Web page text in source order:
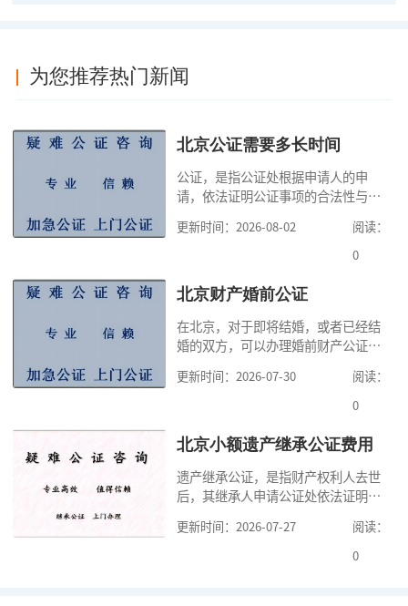
为您推荐热门新闻
北京公证需要多长时间
公证，是指公证处根据申请人的申
请，依法证明公证事项的合法性与真
高公证事项的效力，固定证据，但是
很多人不知道在北京办理公证需要多
家，办理公证的时候除了需要按照公
道北京公证需要什么材料,北京公证需
要多少钱？北京公
更新时间：2026-08-02
阅读：
0
北京财产婚前公证
在北京，对于即将结婚，或者已经结
婚的双方，可以办理婚前财产公证，
式，可以避免个人财产引发的纠纷，
但是，在北京办理婚前财产公证，除
料外，公证咨询告诉大家，我们有必
京婚前财产公证机构？了解这些不仅
有利于我们根
更新时间：2026-07-30
阅读：
0
北京小额遗产继承公证费用
遗产继承公证，是指财产权利人去世
后，其继承人申请公证处依法证明继
的证明活动。通过公证，继承人可以
拿着享有继承权的公证书办理遗产过
更新时间：2026-07-27
阅读：
0